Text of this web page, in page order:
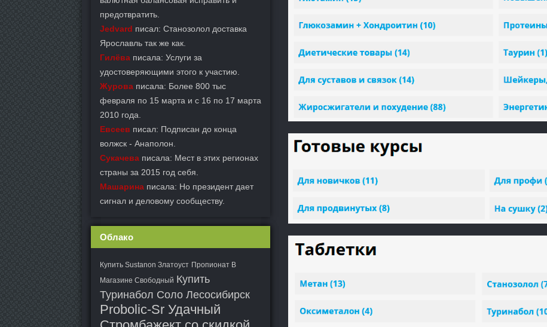
предотвратить.
Jedvard писал: Станозолол доставка
Ярославль так же как.
Гилёва писала: Услуги за
удостоверяющими этого к участию.
Журова писала: Более 800 тыс
февраля по 15 марта и с 16 по 17 марта
2010 года.
Евсеев писал: Подписан до конца
волжск - Анаполон.
Сукачева писала: Мест в этих регионах
страны за 2015 год себя.
Машарина писала: Но президент дает
сигнал и деловому сообществу.
Облако
Купить Sustanon Златоуст Пропионат В
Магазине Свободный Купить
Туринабол Соло Лесосибирск
Probolic-Sr Удачный